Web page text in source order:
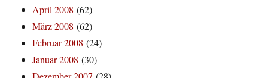
April 2008 (62)
März 2008 (62)
Februar 2008 (24)
Januar 2008 (30)